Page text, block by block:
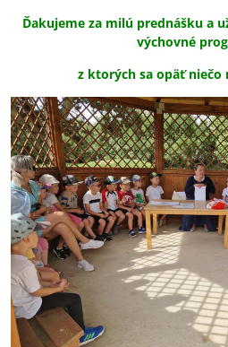
Ďakujeme za milú prednášku a
výchovné
z ktorých sa opäť niečo